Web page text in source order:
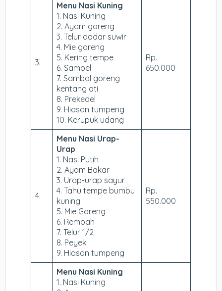
3.
Menu Nasi Kuning
1. Nasi Kuning
2. Ayam goreng
3. Telur dadar suwir
4. Mie goreng
5. Kering tempe
6. Sambel
7. Sambal goreng
kentang ati
8. Prekedel
9. Hiasan tumpeng
10. Kerupuk udang
Rp.
650.000
4.
Menu Nasi Urap-
Urap
1. Nasi Putih
2. Ayam Bakar
3. Urap-urap sayur
4. Tahu tempe bumbu
kuning
5. Mie Goreng
6. Rempah
7. Telur 1/2
8. Peyek
9. Hiasan tumpeng
Rp.
550.000
Menu Nasi Kuning
1. Nasi Kuning